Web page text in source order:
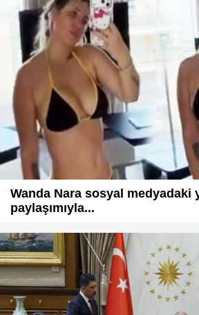
Wanda Nara sosyal medyadaki
paylaşımıyla...